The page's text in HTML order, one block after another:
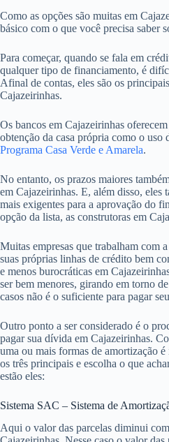
Como as opções são muitas em
básico com o que você precisa saber
Para começar, quando se fala em
qualquer tipo de financiamento, é
Afinal de contas, eles são os
Cajazeirinhas.
Os bancos em Cajazeirinhas
obtenção da casa própria como o uso
Programa Casa Verde e Amarela.
No entanto, os prazos maiores
em Cajazeirinhas. E, além disso, eles
mais exigentes para a aprovação do
opção da lista, as construtoras em
Muitas empresas que trabalham com
suas próprias linhas de crédito bem
e menos burocráticas em
ser bem menores, girando em torno
casos não é o suficiente para pagar
Outro ponto a ser considerado é o
pagar sua dívida em Cajazeirinhas.
uma ou mais formas de amortização
os três principais e escolha o que
estão eles:
Sistema SAC – Sistema de
Aqui o valor das parcelas diminui